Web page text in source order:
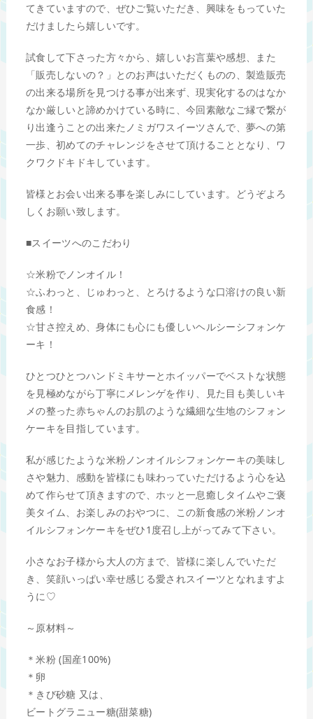
てきていますので、ぜひご覧いただき、興味をもっていた
だけましたら嬉しいです。
試食して下さった方々から、嬉しいお言葉や感想、また
「販売しないの？」とのお声はいただくものの、製造販売
の出来る場所を見つける事が出来ず、現実化するのはなか
なか厳しいと諦めかけている時に、今回素敵なご縁で繋が
り出逢うことの出来たノミガワスイーツさんで、夢への第
一歩、初めてのチャレンジをさせて頂けることとなり、ワ
クワクドキドキしています。
皆様とお会い出来る事を楽しみにしています。どうぞよろ
しくお願い致します。
■スイーツへのこだわり
☆米粉でノンオイル！
☆ふわっと、じゅわっと、とろけるような口溶けの良い新
食感！
☆甘さ控えめ、身体にも心にも優しいヘルシーシフォンケ
ーキ！
ひとつひとつハンドミキサーとホイッパーでベストな状態
を見極めながら丁寧にメレンゲを作り、見た目も美しいキ
メの整った赤ちゃんのお肌のような繊細な生地のシフォン
ケーキを目指しています。
私が感じたような米粉ノンオイルシフォンケーキの美味し
さや魅力、感動を皆様にも味わっていただけるよう心を込
めて作らせて頂きますので、ホッと一息癒しタイムやご褒
美タイム、お楽しみのおやつに、この新食感の米粉ノンオ
イルシフォンケーキをぜひ1度召し上がってみて下さい。
小さなお子様から大人の方まで、皆様に楽しんでいただ
き、笑顔いっぱい幸せ感じる愛されスイーツとなれますよ
うに♡
～原材料～
＊米粉 (国産100%)
＊卵
＊きび砂糖 又は、
ビートグラニュー糖(甜菜糖)